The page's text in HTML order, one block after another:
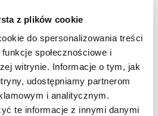
z plików cookie
do spersonalizowania treści
społecznościowe i
witrynie. Informacje o tym, jak
udostępniamy partnerom
i analitycznym.
te informacje z innymi danymi